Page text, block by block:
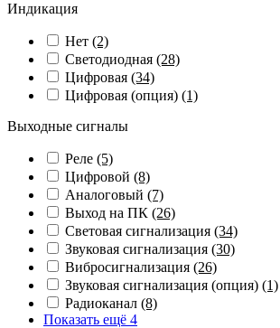
Индикация
Нет (2)
Светодиодная (28)
Цифровая (34)
Цифровая (опция) (1)
Выходные сигналы
Реле (5)
Цифровой (8)
Аналоговый (7)
Выход на ПК (26)
Световая сигнализация (34)
Звуковая сигнализация (30)
Вибросигнализация (26)
Звуковая сигнализация (опция) (1)
Радиоканал (8)
Показать ещё 4